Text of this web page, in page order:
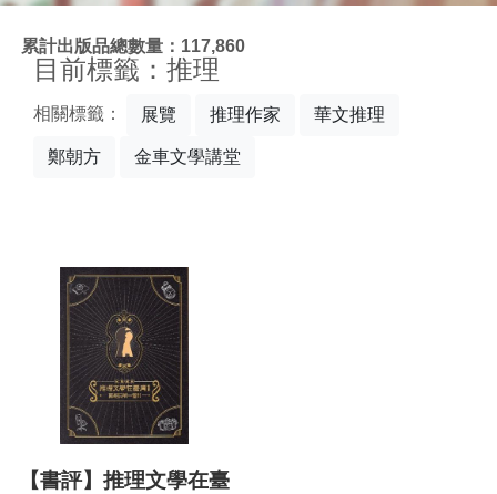
累計出版品總數量：117,860
目前標籤：推理
相關標籤： 展覽 推理作家 華文推理
鄭朝方 金車文學講堂
【書評】推理文學在臺